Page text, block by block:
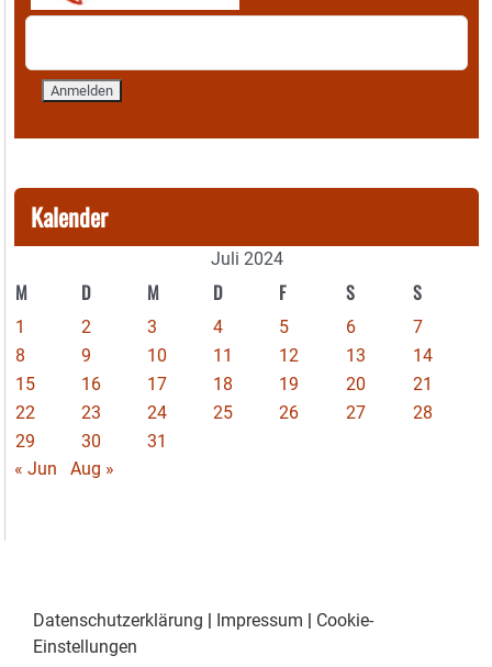
Kalender
Juli 2024
M D M D F S S
1 2 3 4 5 6
7
8
9 10 11 12 13
14
15
16 17 18 19 20
21
22
23 24 25 26 27
28
29
30
31
« Jun
Aug »
Datenschutzerklärung Impressum
Cookie-
Einstellungen